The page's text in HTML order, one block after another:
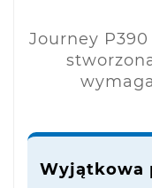
Journey
Wyjątkowa